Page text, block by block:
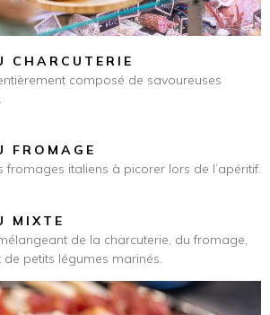
CHARCUTERIE
composé de savoureuses
FROMAGE
fromages italiens à picorer lors de l’apéritif.
MIXTE
de la charcuterie, du fromage,
de petits légumes marinés.